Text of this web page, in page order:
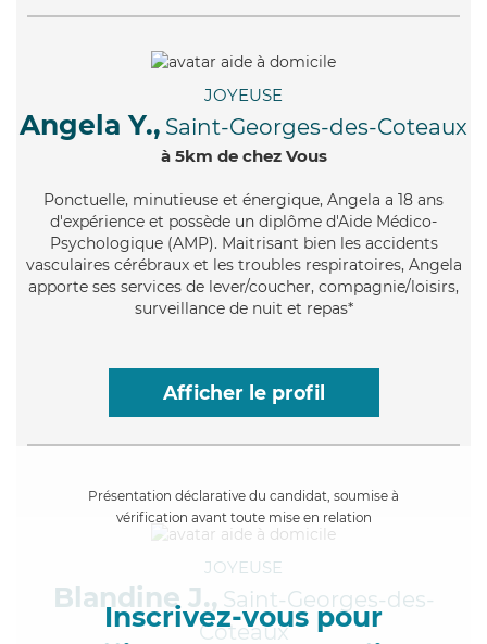
JOYEUSE
Angela Y., Saint-Georges-des-Coteaux
à 5km de chez Vous
Ponctuelle, minutieuse et énergique, Angela a 18 ans
d'expérience et possède un diplôme d'Aide Médico-
Psychologique (AMP). Maitrisant bien les accidents
vasculaires cérébraux et les troubles respiratoires, Angela
apporte ses services de lever/coucher, compagnie/loisirs,
surveillance de nuit et repas*
Afficher le profil
Présentation déclarative du candidat, soumise à
vérification avant toute mise en relation
Inscrivez-vous pour
JOYEUSE
Blandine J., Saint-Georges-des-
Coteaux